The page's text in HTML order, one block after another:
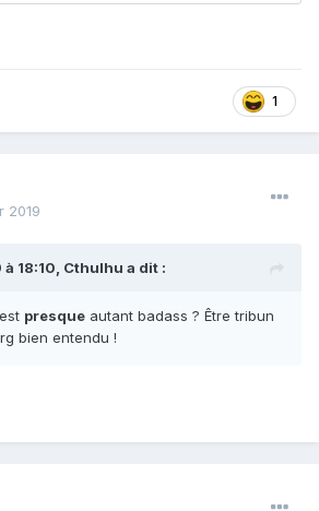
1
2019
18:10, Cthulhu a dit :
presque autant badass ? Être tribun
bien entendu !